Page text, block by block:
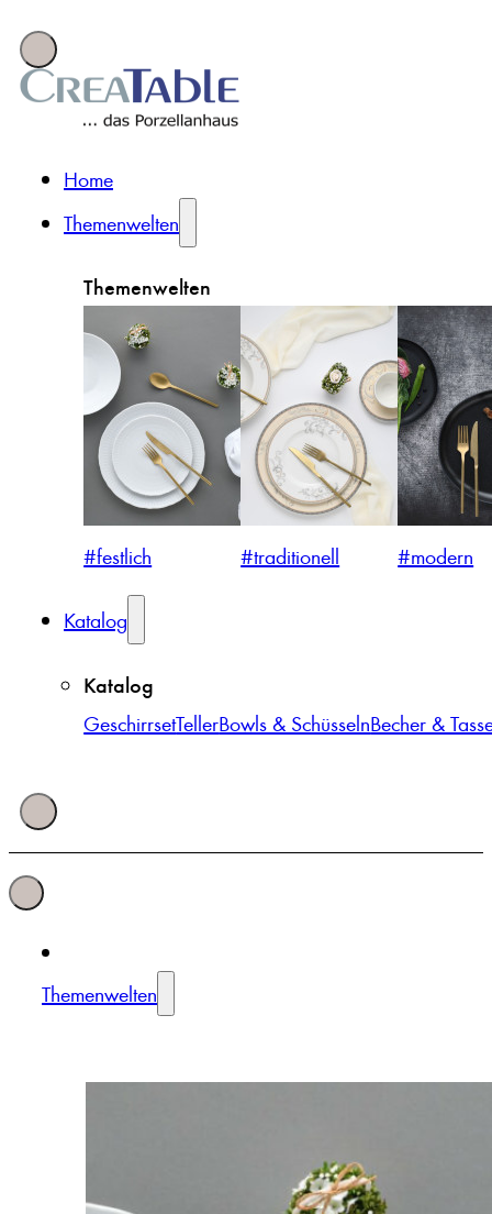
Home
Themenwelten
Themenwelten
#festlich #traditionell #modern
Katalog
Katalog
GeschirrsetTellerBowls & SchüsselnBecher &
Themenwelten